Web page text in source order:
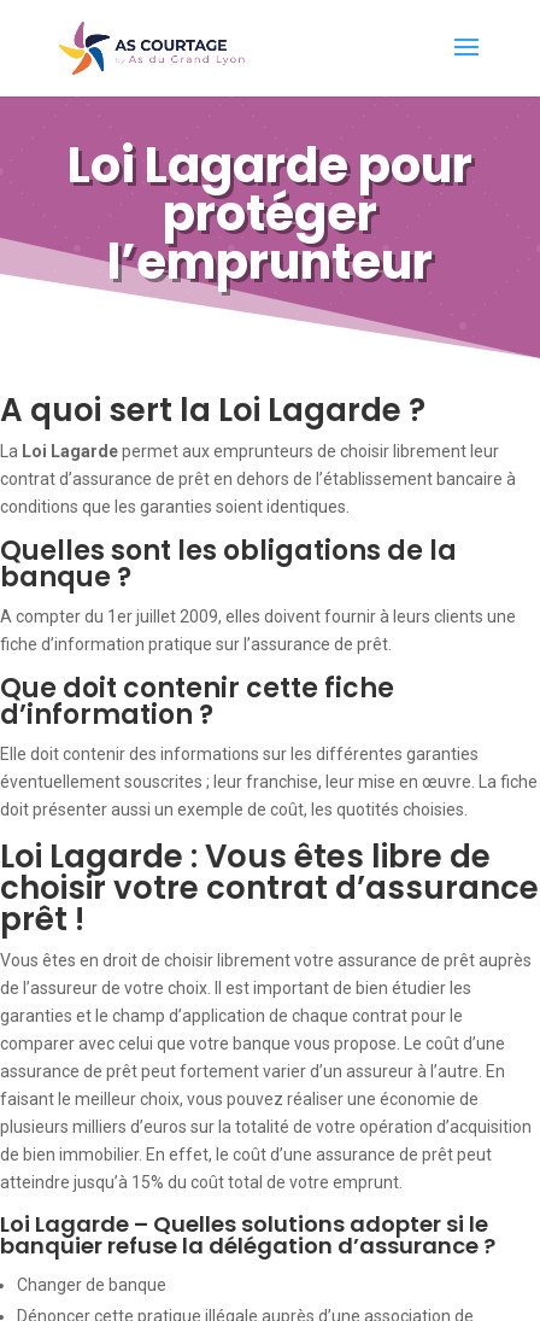
Loi Lagarde pour
protéger
l’emprunteur
A quoi sert la Loi Lagarde ?
La Loi Lagardepermet aux emprunteurs de choisir librement leur
contrat d’assurance de prêt en dehors de l’établissement bancaire à
conditions que les garanties soient identiques.
Quelles sont les obligations de la
banque ?
A compter du 1er juillet 2009, elles doivent fournir à leurs clients une
fiche d’information pratique sur l’assurance de prêt.
Que doit contenir cette fiche
d’information ?
Elle doit contenir des informations sur les différentes garanties
éventuellement souscrites ; leur franchise, leur mise en œuvre. La fiche
doit présenter aussi un exemple de coût, les quotités choisies.
Loi Lagarde : Vous êtes libre de
choisir votre contrat d’assurance
prêt !
Vous êtes en droit de choisir librement votre assurance de prêt auprès
de l’assureur de votre choix. Il est important de bien étudier les
garanties et le champ d’application de chaque contrat pour le
comparer avec celui que votre banque vous propose. Le coût d’une
assurance de prêt peut fortement varier d’un assureur à l’autre. En
faisant le meilleur choix, vous pouvez réaliser une économie de
plusieurs milliers d’euros sur la totalité de votre opération d’acquisition
de bien immobilier. En effet, le coût d’une assurance de prêt peut
atteindre jusqu’à 15% du coût total de votre emprunt.
Loi Lagarde – Quelles solutions adopter si le
banquier refuse la délégation d’assurance ?
Changer de banque
Dénoncer cette pratique illégale auprès d’une association de